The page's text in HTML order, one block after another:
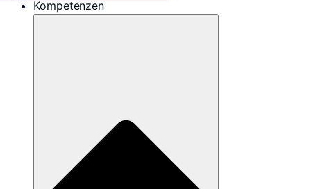
Kompetenzen